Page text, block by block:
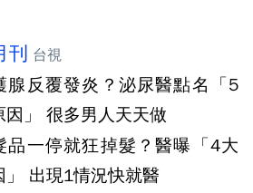
刊 台視
腺反覆發炎？泌尿醫點名「5
大原因」 很多男人天天做
品一停就狂掉髮？醫曝「4大
原因」 出現1情況快就醫